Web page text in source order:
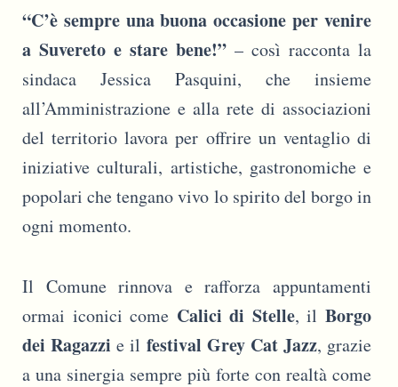
“C’è sempre una buona occasione per venire
a Suvereto e stare bene!” – così racconta la
sindaca Jessica Pasquini, che insieme
all’Amministrazione e alla rete di associazioni
del territorio lavora per offrire un ventaglio di
iniziative culturali, artistiche, gastronomiche e
popolari che tengano vivo lo spirito del borgo in
ogni momento.
Il Comune rinnova e rafforza appuntamenti
ormai iconici come Calici di Stelle, ilBorgo
dei Ragazzi e il festival Grey Cat Jazz, grazie
a una sinergia sempre più forte con realtà come